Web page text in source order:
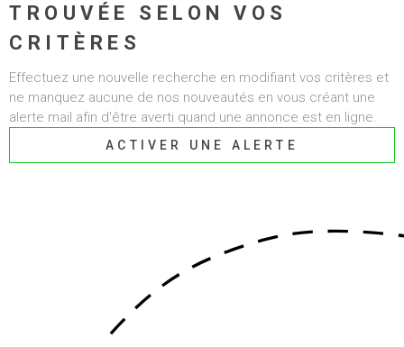
BIENS
CONTACT
TROUVÉE SELON VOS
CRITÈRES
Effectuez une nouvelle recherche en modifiant vos critères et
ne manquez aucune de nos nouveautés en vous créant une
alerte mail afin d'être averti quand une annonce est en ligne.
ACTIVER UNE ALERTE
RÉFÉRENCE
CRITÈRES SUPPLÉMENTAIRES
Piscine
Parking